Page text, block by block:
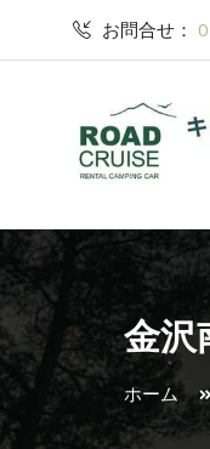
お問合せ：
金
ホーム